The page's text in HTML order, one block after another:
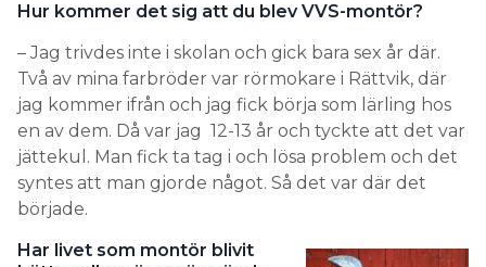
Hur kommer det sig att du blev VVS-montör?
– Jag trivdes inte i skolan och gick bara sex år där.
Två av mina farbröder var rörmokare i Rättvik, där
jag kommer ifrån och jag fick börja som lärling hos
en av dem. Då var jag 12-13 år och tyckte att det var
jättekul. Man fick ta tag i och lösa problem och det
syntes att man gjorde något. Så det var där det
började.
Har livet som montör blivit